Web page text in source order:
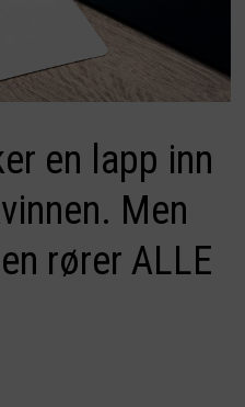
en lapp inn
Men
rører ALLE